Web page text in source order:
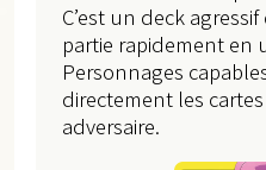
C’est un deck
partie rapidement en
Personnages
directement les
adversaire.